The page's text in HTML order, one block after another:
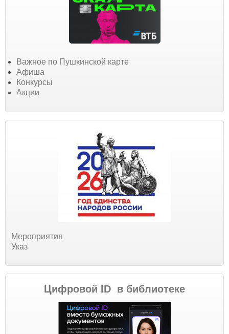
Важное по Пушкинской карте
Афиша
Конкурсы
Акции
Мероприятия
Указ
Цифровой ID в библиотеке